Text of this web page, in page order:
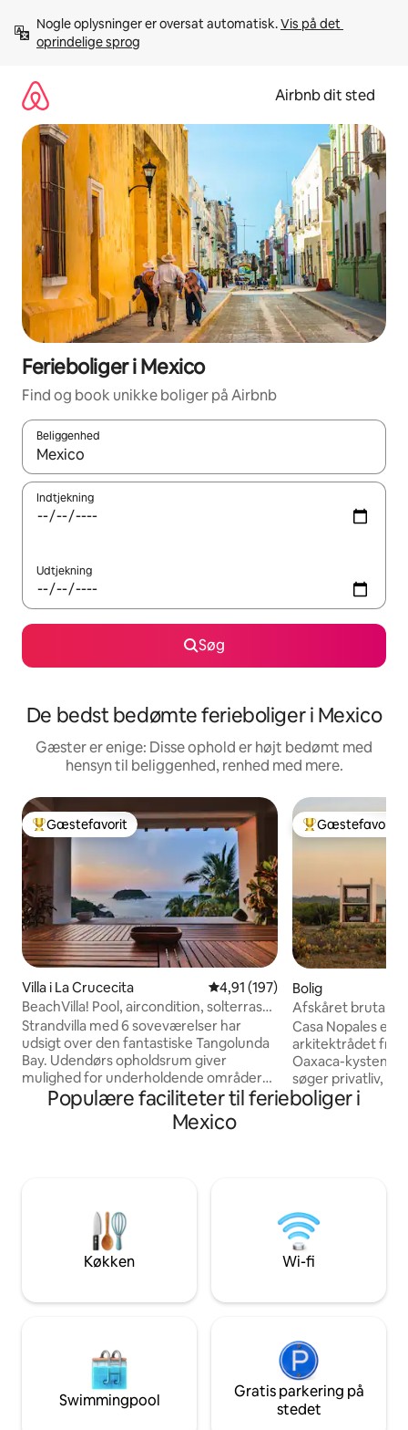
videre
Nogle oplysninger er oversat automatisk. Vis på det
oprindelige sprog
Airbnb dit sted
Ferieboliger i Mexico
Find og book unikke boliger på Airbnb
Beliggenhed
Når resultaterne er tilgængelige, skal du navigere med
Indtjekning
Udtjekning
Søg
De bedst bedømte ferieboliger i Mexico
Gæster er enige: Disse ophold er højt bedømt med
hensyn til beliggenhed, renhed med mere.
Bedste gæstefavorit
Gæstefavorit
Villa i La Crucecita 4,91 ud af 5 i gennemsnitlig
4,91 (197)
BeachVilla! Pool, aircondition, solterrasse
Bedste udsigt! 12 personer!
Strandvilla med 6 soveværelser har
udsigt over den fantastiske Tangolunda
Bay. Udendørs opholdsrum giver
mulighed for underholdende områder
mod den maleriske Stillehavsudsigt! Sid
ved den private pool og nyd den varme
Oaxaca-sol. Vandre ned til den
WiFi, 24-timers sikkerhed og en let
personer. Priserne starter ved 2, prisen
justeres i henhold til antallet af gæster.
Bedste
Gæstefavorit
Bolig
Afskåret
infinitypool
Casa Nopales er
arkitektrådet
Oaxaca-kysten,
søger privatliv,
naturen. Boligen,
og biofil
5 gæster med 2
eget
Populære faciliteter til ferieboliger i
Mexico
Køkken Wi-fi
Swimmingpool
Gratis parkering på
stedet